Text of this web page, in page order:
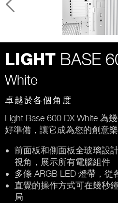
LIGHT BASE
White
卓越於各個角度
Light Base 600 DX White 為
好準備，讓它成為您的創意
前面板和側面板全玻璃設
視角，展示所有電腦組件
多條 ARGB LED 燈帶，從
直覺的操作方式可在幾秒
局